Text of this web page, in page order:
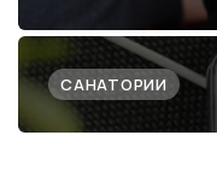
САНАТОРИИ